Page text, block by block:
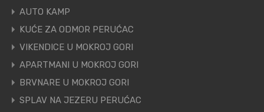
AUTO KAMP
KUĆE ZA ODMOR PERUĆAC
VIKENDICE U MOKROJ GORI
APARTMANI U MOKROJ GORI
BRVNARE U MOKROJ GORI
SPLAV NA JEZERU PERUĆAC